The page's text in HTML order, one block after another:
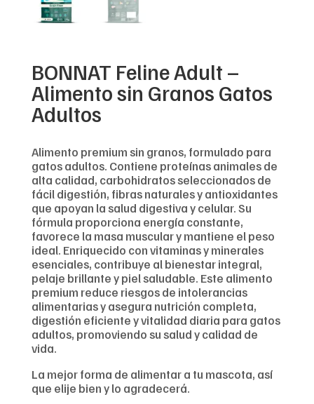
BONNAT Feline Adult –
Alimento sin Granos Gatos
Adultos
Alimento premium sin granos, formulado para
gatos adultos. Contiene proteínas animales de
alta calidad, carbohidratos seleccionados de
fácil digestión, fibras naturales y antioxidantes
que apoyan la salud digestiva y celular. Su
fórmula proporciona energía constante,
favorece la masa muscular y mantiene el peso
ideal. Enriquecido con vitaminas y minerales
esenciales, contribuye al bienestar integral,
pelaje brillante y piel saludable. Este alimento
premium reduce riesgos de intolerancias
alimentarias y asegura nutrición completa,
digestión eficiente y vitalidad diaria para gatos
adultos, promoviendo su salud y calidad de
vida.
La mejor forma de alimentar a tu mascota, así
que elije bien y lo agradecerá.